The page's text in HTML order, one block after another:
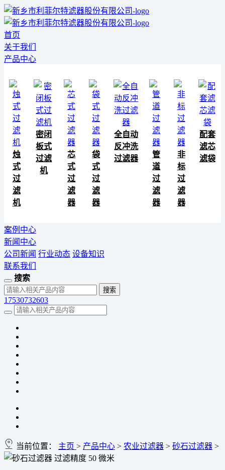
首页
关于我们
产品中心
烛
式
过
滤
机
密闭
板式
过滤
机
芯
式
过
滤
器
袋
式
过
滤
器
全自动
反冲洗
过滤器
管
道
过
滤
器
非
标
过
滤
器
配套
滤芯
滤袋
案例中心
新闻中心
公司新闻 行业动态 设备知识
联系我们
搜索
17530732603
当前位置： 主页 > 产品中心 > 农业过滤器 > 砂石过滤器 >